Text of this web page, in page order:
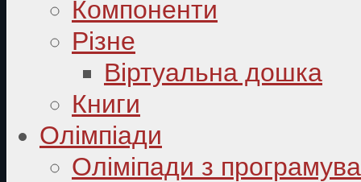
Компоненти
Різне
Віртуальна дошка
Книги
Олімпіади
Оліміпади з